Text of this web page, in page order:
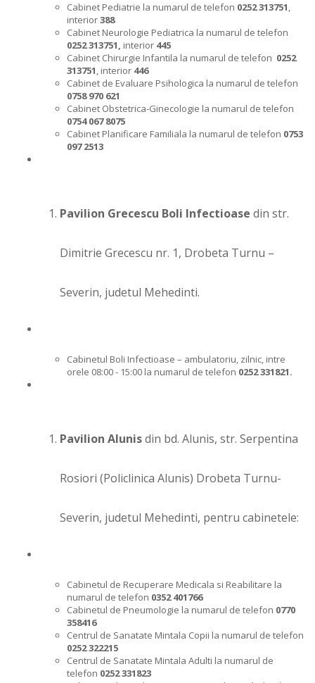
Cabinet Pediatrie la numarul de telefon 0252 313751,
interior388
Cabinet Neurologie Pediatrica la numarul de telefon
0252 313751, interior 445
Cabinet Chirurgie Infantila la numarul de telefon 0252
313751, interior 446
Cabinet de Evaluare Psihologica la numarul de telefon
0758 970 621
Cabinet Obstetrica-Ginecologie la numarul de telefon
0754 067 8075
Cabinet Planificare Familiala la numarul de telefon 0753
097 2513
Pavilion Grecescu Boli Infectioase din str.
Dimitrie Grecescu nr. 1, Drobeta Turnu –
Severin, judetul Mehedinti.
Cabinetul Boli Infectioase – ambulatoriu, zilnic, intre
orele 08:00 - 15:00 la numarul de telefon 0252 331821.
Pavilion Alunisdin bd. Alunis, str. Serpentina
Rosiori (Policlinica Alunis) Drobeta Turnu-
Severin, judetul Mehedinti, pentru cabinetele:
Cabinetul de Recuperare Medicala si Reabilitare la
numarul de telefon 0352 401766
Cabinetul de Pneumologie la numarul de telefon 0770
358416
Centrul de Sanatate Mintala Copii la numarul de telefon
0252 322215
Centrul de Sanatate Mintala Adulti la numarul de
telefon 0252 331823